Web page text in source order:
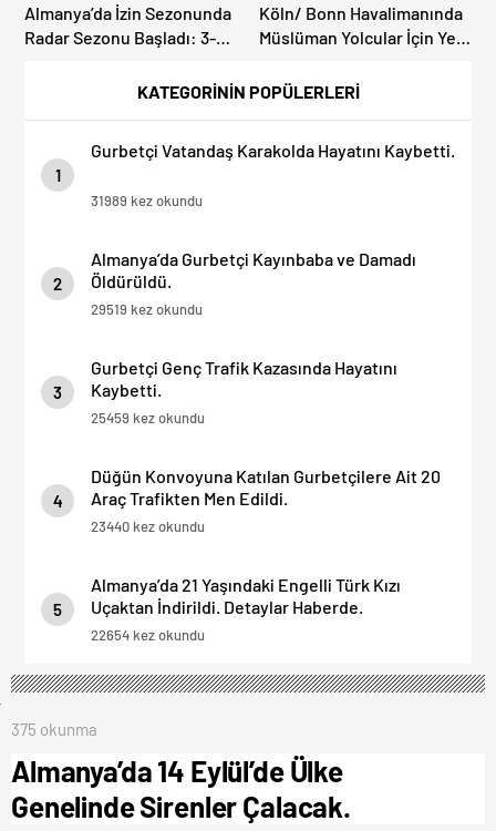
KATEGORİNİN POPÜLERLERİ
1
Gurbetçi Vatandaş Karakolda Hayatını Kaybetti.
31989 kez okundu
2
Almanya’da Gurbetçi Kayınbaba ve Damadı
Öldürüldü.
29519 kez okundu
3
Gurbetçi Genç Trafik Kazasında Hayatını
Kaybetti.
25459 kez okundu
4
Düğün Konvoyuna Katılan Gurbetçilere Ait 20
Araç Trafikten Men Edildi.
23440 kez okundu
5
Almanya’da 21 Yaşındaki Engelli Türk Kızı
Uçaktan İndirildi. Detaylar Haberde.
22654 kez okundu
Almanya’da İzin Sezonunda
Radar Sezonu Başladı: 3-9
Denetimi Yapılacak!
Köln/ Bonn Havalimanında
Müslüman Yolcular İçin Yeni
375 okunma
Almanya’da 14 Eylül’de Ülke
Genelinde Sirenler Çalacak.